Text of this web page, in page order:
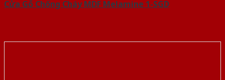
Cửa Gỗ Chống Cháy MDF Melamine 1-SGD